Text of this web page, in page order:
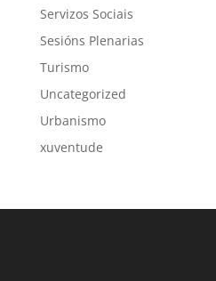
Servizos Sociais
Sesións Plenarias
Turismo
Uncategorized
Urbanismo
xuventude